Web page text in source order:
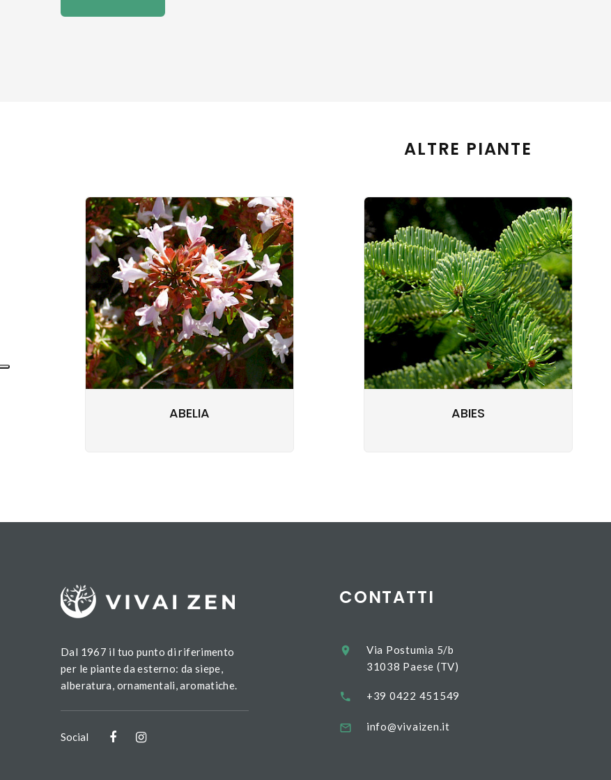
ALTRE PIANTE
ABELIA ABIES
Dal 1967 il tuo punto di riferimento
per le piante da esterno: da siepe,
alberatura, ornamentali, aromatiche.
Social
CONTATTI
Via Postumia 5/b
31038 Paese (TV)
+39 0422 451549
info@vivaizen.it